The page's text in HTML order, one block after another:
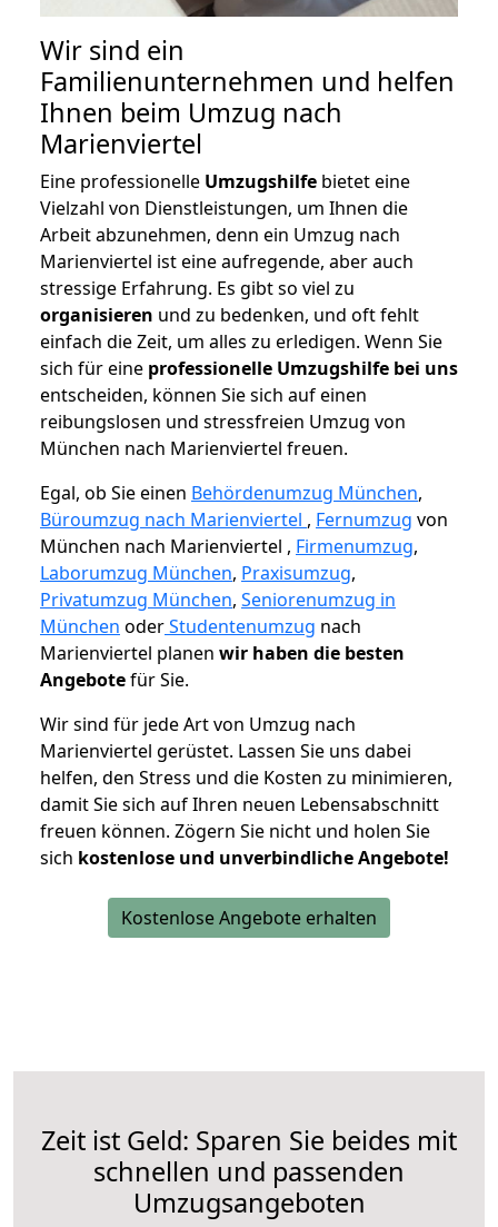
Wir sind ein
Familienunternehmen und helfen
Ihnen beim Umzug nach
Marienviertel
Eine professionelle Umzugshilfe bietet eine
Vielzahl von Dienstleistungen, um Ihnen die
Arbeit abzunehmen, denn ein Umzug nach
Marienviertel ist eine aufregende, aber auch
stressige Erfahrung. Es gibt so viel zu
organisieren und zu bedenken, und oft fehlt
einfach die Zeit, um alles zu erledigen. Wenn Sie
sich für eine professionelle Umzugshilfe bei uns
entscheiden, können Sie sich auf einen
reibungslosen und stressfreien Umzug von
München nach Marienviertel freuen.
Egal, ob Sie einen Behördenumzug München,
Büroumzug nach Marienviertel , Fernumzug von
München nach Marienviertel , Firmenumzug,
Laborumzug München, Praxisumzug,
Privatumzug München, Seniorenumzug in
München oderStudentenumzug nach
Marienviertel planen wir haben die besten
Angebotefür Sie.
Wir sind für jede Art von Umzug nach
Marienviertel gerüstet. Lassen Sie uns dabei
helfen, den Stress und die Kosten zu minimieren,
damit Sie sich auf Ihren neuen Lebensabschnitt
freuen können. Zögern Sie nicht und holen Sie
sich kostenlose und unverbindliche Angebote!
Kostenlose Angebote erhalten
Zeit ist Geld: Sparen Sie beides mit
schnellen und passenden
Umzugsangeboten